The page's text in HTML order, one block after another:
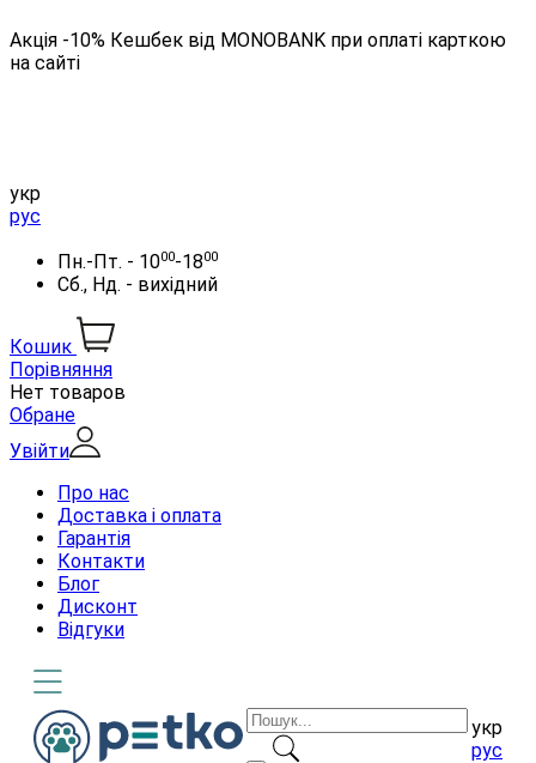
Акція -10% Кешбек від MONOBANK при оплаті карткою
на сайті
укр
рус
Пн.-Пт. - 1000-1800
Сб., Нд. - вихідний
Кошик
Порівняння
Нет товаров
Обране
Увійти
Про нас
Доставка і оплата
Гарантія
Контакти
Блог
Дисконт
Відгуки
укр
рус